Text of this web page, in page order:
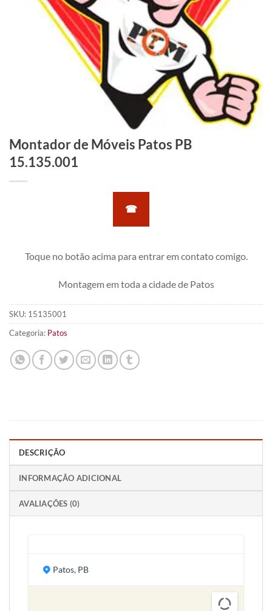
Montador de Móveis Patos PB
15.135.001
☎
Toque no botão acima para entrar em contato comigo.
Montagem em toda a cidade de Patos
SKU: 15135001
Categoria: Patos
DESCRIÇÃO
INFORMAÇÃO ADICIONAL
AVALIAÇÕES (0)
Patos, PB